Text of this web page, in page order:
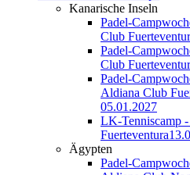
Kanarische Inseln
Padel-
Club
Padel-
Club
Padel-
Aldiana Club
05.01.2027
LK-Tenniscamp
Fuerteventura
Ägypten
Padel-